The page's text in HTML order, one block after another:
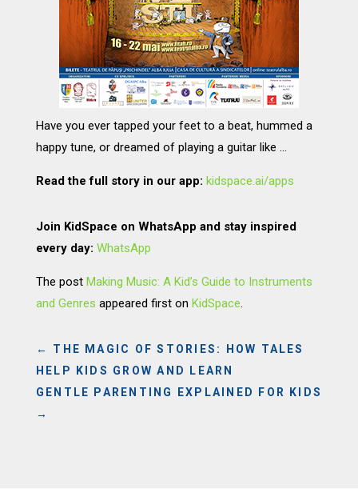
Have you ever tapped your feet to a beat, hummed a
happy tune, or dreamed of playing a guitar like …
Read the full story in our app: kidspace.ai/apps
Join KidSpace on WhatsApp and stay inspired
every day: WhatsApp
The post Making Music: A Kid’s Guide to Instruments
and Genres appeared first on KidSpace.
← THE MAGIC OF STORIES: HOW TALES
HELP KIDS GROW AND LEARN
GENTLE PARENTING EXPLAINED FOR KIDS
→